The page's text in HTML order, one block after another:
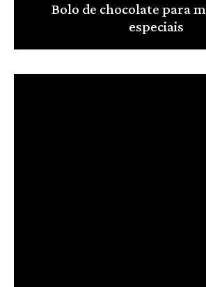
Bolo de chocolate para
especiais